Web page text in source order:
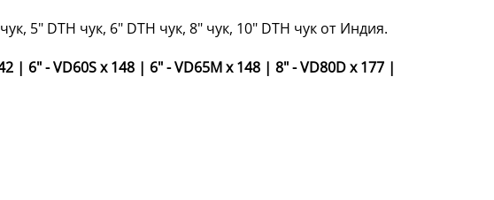
5" DTH чук, 6" DTH чук, 8" чук, 10" DTH чук от Индия.
| 6" - VD60S x 148 | 6" - VD65M x 148 | 8" - VD80D x 177 |